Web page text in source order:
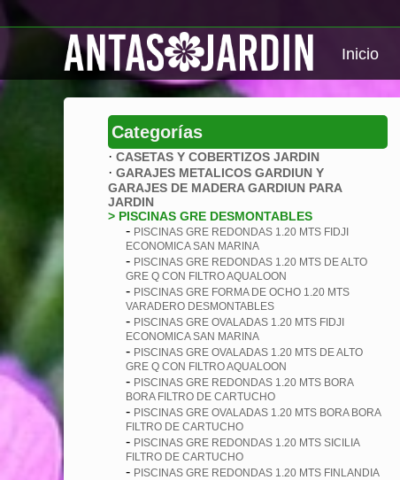
Inicio
Categorías
· CASETAS Y COBERTIZOS JARDIN
· GARAJES METALICOS GARDIUN Y
GARAJES DE MADERA GARDIUN PARA
JARDIN
> PISCINAS GRE DESMONTABLES
- PISCINAS GRE REDONDAS 1.20 MTS FIDJI
ECONOMICA SAN MARINA
- PISCINAS GRE REDONDAS 1.20 MTS DE ALTO
GRE Q CON FILTRO AQUALOON
- PISCINAS GRE FORMA DE OCHO 1.20 MTS
VARADERO DESMONTABLES
- PISCINAS GRE OVALADAS 1.20 MTS FIDJI
ECONOMICA SAN MARINA
- PISCINAS GRE OVALADAS 1.20 MTS DE ALTO
GRE Q CON FILTRO AQUALOON
- PISCINAS GRE REDONDAS 1.20 MTS BORA
BORA FILTRO DE CARTUCHO
- PISCINAS GRE OVALADAS 1.20 MTS BORA BORA
FILTRO DE CARTUCHO
- PISCINAS GRE REDONDAS 1.20 MTS SICILIA
FILTRO DE CARTUCHO
- PISCINAS GRE REDONDAS 1.20 MTS FINLANDIA